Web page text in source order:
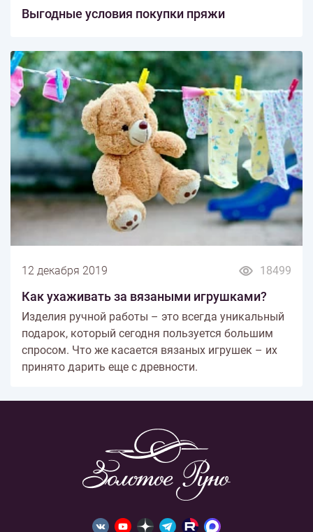
Выгодные условия покупки пряжи
18499
12 декабря 2019
Как ухаживать за вязаными игрушками?
Изделия ручной работы – это всегда уникальный
подарок, который сегодня пользуется большим
спросом. Что же касается вязаных игрушек – их
принято дарить еще с древности.